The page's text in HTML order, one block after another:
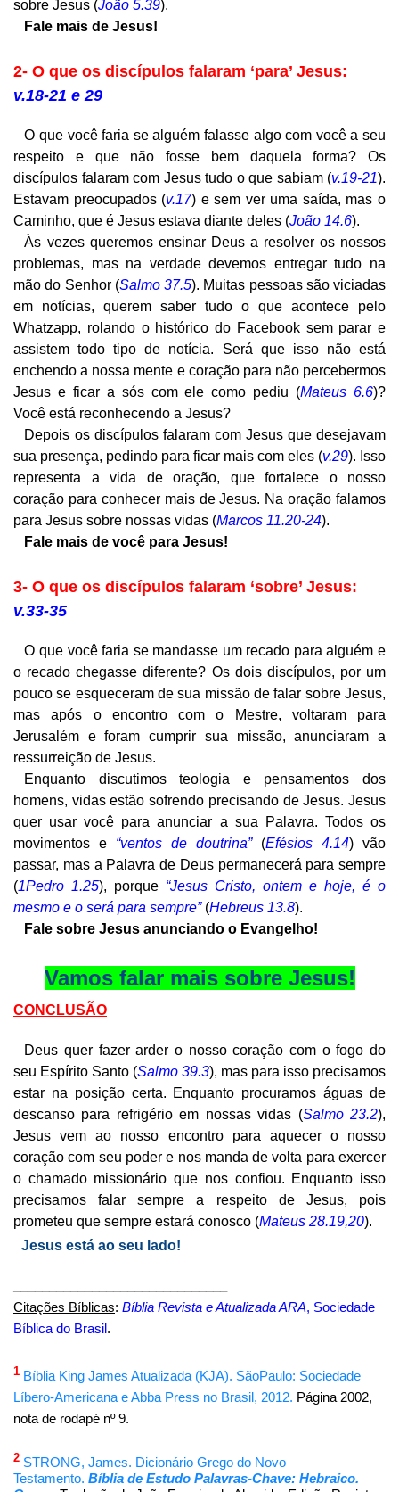
sobre Jesus (João 5.39).
Fale mais de Jesus!
2- O que os discípulos falaram ‘para’ Jesus:
v.18-21 e 29
O que você faria se alguém falasse algo com você a seu
respeito e que não fosse bem daquela forma? Os
discípulos falaram com Jesus tudo o que sabiam (v.19-21).
Estavam preocupados (v.17) e sem ver uma saída, mas o
Caminho, que é Jesus estava diante deles (João 14.6).
Às vezes queremos ensinar Deus a resolver os nossos
problemas, mas na verdade devemos entregar tudo na
mão do Senhor (Salmo 37.5). Muitas pessoas são viciadas
em notícias, querem saber tudo o que acontece pelo
Whatzapp, rolando o histórico do Facebook sem parar e
assistem todo tipo de notícia. Será que isso não está
enchendo a nossa mente e coração para não percebermos
Jesus e ficar a sós com ele como pediu (Mateus 6.6)?
Você está reconhecendo a Jesus?
Depois os discípulos falaram com Jesus que desejavam
sua presença, pedindo para ficar mais com eles (v.29). Isso
representa a vida de oração, que fortalece o nosso
coração para conhecer mais de Jesus. Na oração falamos
para Jesus sobre nossas vidas (Marcos 11.20-24).
Fale mais de você para Jesus!
3- O que os discípulos falaram ‘sobre’ Jesus:
v.33-35
O que você faria se mandasse um recado para alguém e
o recado chegasse diferente? Os dois discípulos, por um
pouco se esqueceram de sua missão de falar sobre Jesus,
mas após o encontro com o Mestre, voltaram para
Jerusalém e foram cumprir sua missão, anunciaram a
ressurreição de Jesus.
Enquanto discutimos teologia e pensamentos dos
homens, vidas estão sofrendo precisando de Jesus. Jesus
quer usar você para anunciar a sua Palavra. Todos os
movimentos e “ventos de doutrina” (Efésios 4.14) vão
passar, mas a Palavra de Deus permanecerá para sempre
(1Pedro 1.25), porque “Jesus Cristo, ontem e hoje, é o
mesmo e o será para sempre”(Hebreus 13.8).
Fale sobre Jesus anunciando o Evangelho!
Vamos falar mais sobre Jesus!
CONCLUSÃO
Deus quer fazer arder o nosso coração com o fogo do
seu Espírito Santo (Salmo 39.3), mas para isso precisamos
estar na posição certa. Enquanto procuramos águas de
descanso para refrigério em nossas vidas (Salmo 23.2),
Jesus vem ao nosso encontro para aquecer o nosso
coração com seu poder e nos manda de volta para exercer
o chamado missionário que nos confiou. Enquanto isso
precisamos falar sempre a respeito de Jesus, pois
prometeu que sempre estará conosco (Mateus 28.19,20).
Jesus está ao seu lado!
Citações Bíblicas: Bíblia Revista e Atualizada ARA, Sociedade
Bíblica do Brasil.
1 Bíblia King James Atualizada (KJA). SãoPaulo: Sociedade
Líbero-Americana e Abba Press no Brasil, 2012. Página 2002,
nota de rodapé nº 9.
2 STRONG, James. Dicionário Grego do Novo
Testamento. Bíblia de Estudo Palavras-Chave: Hebraico.